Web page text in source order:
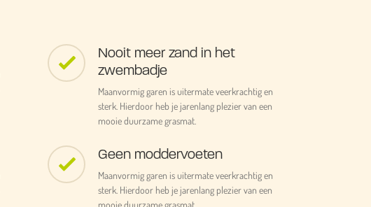
Nooit meer zand in het
zwembadje
Maanvormig garen is uitermate veerkrachtig en
sterk. Hierdoor heb je jarenlang plezier van een
mooie duurzame grasmat.
Geen moddervoeten
Maanvormig garen is uitermate veerkrachtig en
sterk. Hierdoor heb je jarenlang plezier van een